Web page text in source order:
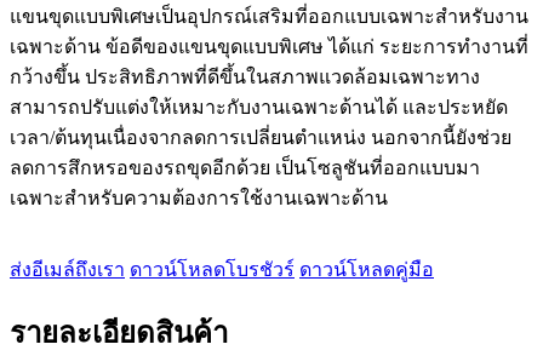
แขนขุดแบบพิเศษเป็นอุปกรณ์เสริมที่ออกแบบเฉพาะสำหรับงาน
เฉพาะด้าน ข้อดีของแขนขุดแบบพิเศษ ได้แก่ ระยะการทำงานที่
กว้างขึ้น ประสิทธิภาพที่ดีขึ้นในสภาพแวดล้อมเฉพาะทาง
สามารถปรับแต่งให้เหมาะกับงานเฉพาะด้านได้ และประหยัด
เวลา/ต้นทุนเนื่องจากลดการเปลี่ยนตำแหน่ง นอกจากนี้ยังช่วย
ลดการสึกหรอของรถขุดอีกด้วย เป็นโซลูชันที่ออกแบบมา
เฉพาะสำหรับความต้องการใช้งานเฉพาะด้าน
ส่งอีเมล์ถึงเรา ดาวน์โหลดโบรชัวร์ ดาวน์โหลดคู่มือ
รายละเอียดสินค้า